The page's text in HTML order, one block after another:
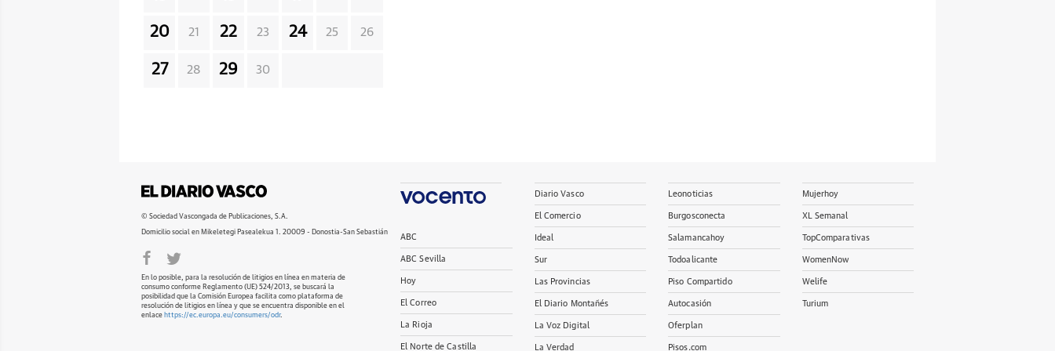
20 21 22 23 24 25 26
27 28 29 30
© Sociedad Vascongada de Publicaciones, S.A.
Domicilio social en Mikeletegi Pasealekua 1. 20009 - Donostia-San Sebastián
En lo posible, para la resolución de litigios en línea en materia de
consumo conforme Reglamento (UE) 524/2013, se buscará la
posibilidad que la Comisión Europea facilita como plataforma de
resolución de litigios en línea y que se encuentra disponible en el
enlace https://ec.europa.eu/consumers/odr.
ABC
ABC Sevilla
Hoy
El Correo
La Rioja
El Norte de Castilla
Diario Vasco
El Comercio
Ideal
Sur
Las Provincias
El Diario Montañés
La Voz Digital
La Verdad
Leonoticias
Burgosconecta
Salamancahoy
Todoalicante
Piso Compartido
Autocasión
Oferplan
Pisos.com
Mujerhoy
XL Semanal
TopComparativas
WomenNow
Welife
Turium